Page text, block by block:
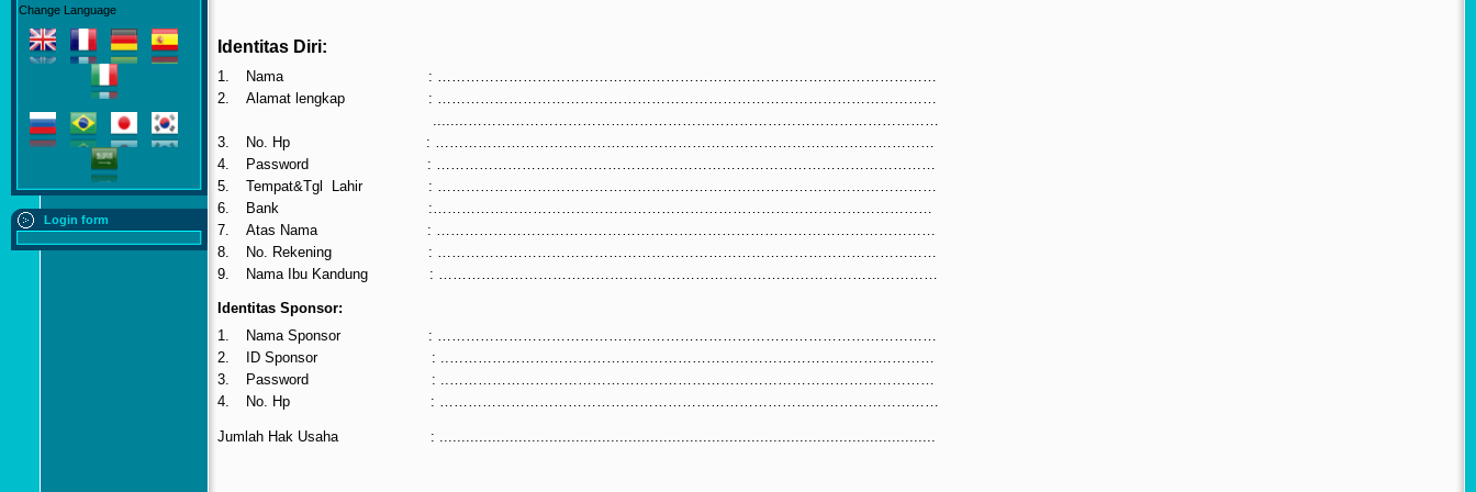
Change Language
Login form
Identitas Diri:
1. Nama
: ……………………………………………………………………………………………
2.
Alamat lengkap
: ……………………………………………………………………………………………
3.
No. Hp
: ……………………………………………………………………………………………
4.
Password
: ……………………………………………………………………………………………
5.
Tempat&Tgl Lahir
: ……………………………………………………………………………………………
6.
Bank
:……………………………………………………………………………………………
7.
Atas Nama
: ……………………………………………………………………………………………
8.
No. Rekening
: ……………………………………………………………………………………………
9.
Nama Ibu Kandung : ……………………………………………………………………………………………
Identitas Sponsor:
1.
Nama Sponsor
: ……………………………………………………………………………………………
2.
ID Sponsor
: ..…………………………………………………………………………………………
3.
Password
: ..…………………………………………………………………………………………
4.
No. Hp : ……………………………………………………………………………………………
Jumlah Hak Usaha : .................................................................................................................